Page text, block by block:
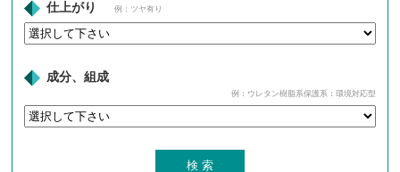
仕上がり 例：ツヤ有り
成分、組成
例：ウレタン樹脂系保護系：環境対応型